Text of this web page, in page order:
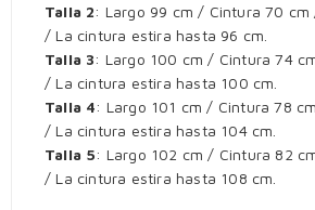
Talla 2: Largo 99 cm / Cintura 70 cm
/ La cintura estira hasta 96 cm.
Talla 3: Largo 100 cm / Cintura 74
/ La cintura estira hasta 100 cm.
Talla 4: Largo 101 cm / Cintura 78
/ La cintura estira hasta 104 cm.
Talla 5: Largo 102 cm / Cintura 82
/ La cintura estira hasta 108 cm.